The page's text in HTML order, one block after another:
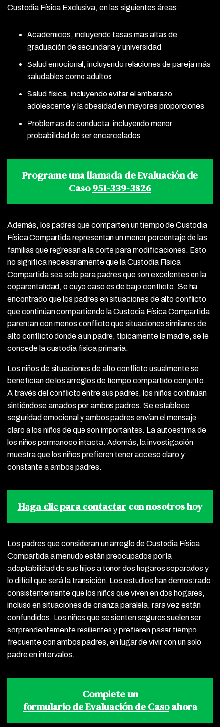
Custodia Física Exclusiva, en las siguientes áreas:
Académicos, incluyendo tasas más altas de
graduación de secundaria y universidad
Salud emocional, incluyendo relaciones de pareja más
saludables como adultos
Salud física, incluyendo evitar el embarazo
adolescente y la obesidad en mayores proporciones
Problemas de conducta, incluyendo menor
probabilidad de ser encarcelados
Programe una llamada de Evaluación de
Caso951-339-3826
Además, los padres que comparten un tiempo de Custodia
Física Compartida representan un menor porcentaje de las
familias que regresan a la corte para modificaciones. Esto
no significa necesariamente que la Custodia Física
Compartida sea solo para padres que son excelentes en la
coparentalidad, o cuyo caso es de bajo conflicto. Se ha
encontrado que los padres en situaciones de alto conflicto
que continúan compartiendo la Custodia Física Compartida
parentan con menos conflicto que situaciones similares de
alto conflicto donde a un padre, típicamente la madre, se le
concede la custodia física primaria.
Los niños de situaciones de alto conflicto usualmente se
benefician de los arreglos de tiempo compartido conjunto.
A través del conflicto entre sus padres, los niños continúan
sintiéndose amados por ambos padres. Se establece
seguridad emocional y ambos padres envían el mensaje
claro a los niños de que son importantes. La autoestima de
los niños permanece intacta. Además, la investigación
muestra que los niños prefieren tener acceso claro y
constante a ambos padres.
Haga clic para contactarcon nosotros hoy
Los padres que consideran un arreglo de Custodia Física
Compartida a menudo están preocupados por la
adaptabilidad de sus hijos a tener dos hogares separados y
lo difícil que será la transición. Los estudios han demostrado
consistentemente que los niños que viven en dos hogares,
incluso en situaciones de crianza paralela, rara vez están
confundidos. Los niños que se sienten seguros suelen ser
sorprendentemente resilientes y prefieren pasar tiempo
frecuente con ambos padres, en lugar de vivir con un solo
padre en intervalos.
Complete un
formulario de Evaluación de Casoahora